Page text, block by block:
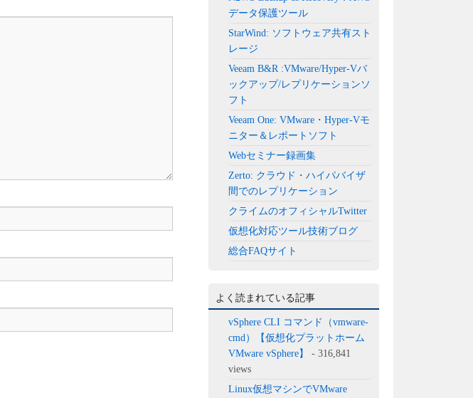
データ保護ツール
StarWind: ソフトウェア共有スト
レージ
Veeam B&R :VMware/Hyper-Vバ
ックアップ/レプリケーションソ
フト
Veeam One: VMware・Hyper-Vモ
ニター＆レポートソフト
Webセミナー録画集
Zerto: クラウド・ハイパバイザ
間でのレプリケーション
クライムのオフィシャルTwitter
仮想化対応ツール技術ブログ
総合FAQサイト
よく読まれている記事
vSphere CLI コマンド（vmware-
cmd）【仮想化プラットホーム
VMware vSphere】
- 316,841
views
Linux仮想マシンでVMware